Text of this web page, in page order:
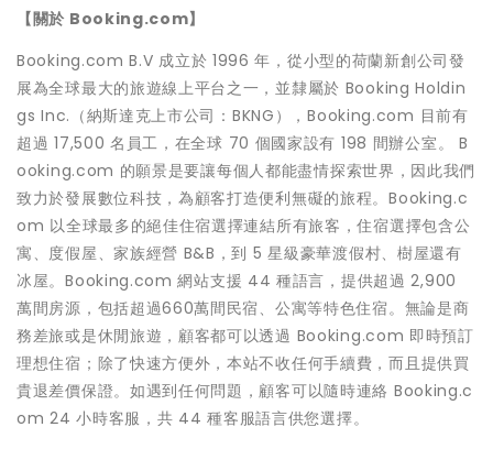
【關於 Booking.com】
Booking.com B.V 成立於 1996 年，從小型的荷蘭新創公司發
展為全球最大的旅遊線上平台之一，並隸屬於 Booking Holdin
gs Inc.（納斯達克上市公司：BKNG），Booking.com 目前有
超過 17,500 名員工，在全球 70 個國家設有 198 間辦公室。 B
ooking.com 的願景是要讓每個人都能盡情探索世界，因此我們
致力於發展數位科技，為顧客打造便利無礙的旅程。Booking.c
om 以全球最多的絕佳住宿選擇連結所有旅客，住宿選擇包含公
寓、度假屋、家族經營 B&B，到 5 星級豪華渡假村、樹屋還有
冰屋。Booking.com 網站支援 44 種語言，提供超過 2,900
萬間房源，包括超過660萬間民宿、公寓等特色住宿。無論是商
務差旅或是休閒旅遊，顧客都可以透過 Booking.com 即時預訂
理想住宿；除了快速方便外，本站不收任何手續費，而且提供買
貴退差價保證。如遇到任何問題，顧客可以隨時連絡 Booking.c
om 24 小時客服，共 44 種客服語言供您選擇。